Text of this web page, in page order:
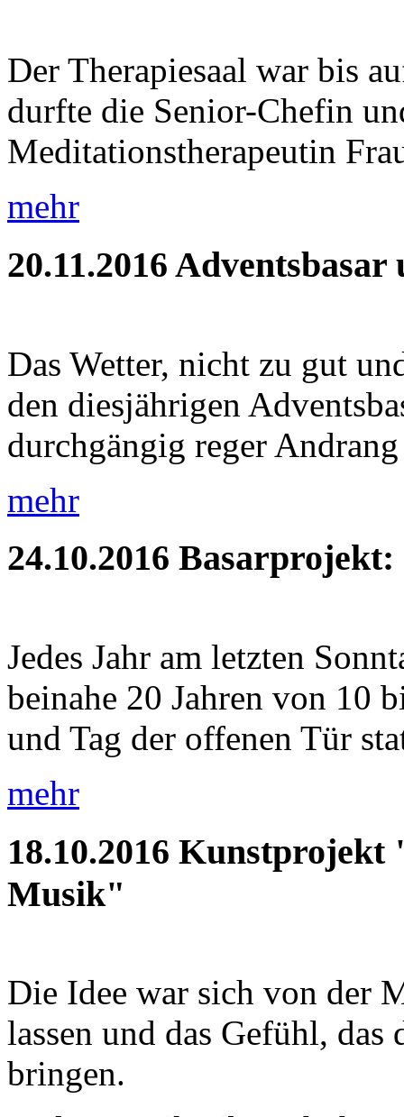
Der Therapiesaal war bis
durfte die Senior-Chefin
Meditationstherapeutin
mehr
20.11.2016 Adventsbasar
Das Wetter, nicht zu gut
den diesjährigen
durchgängig reger
mehr
24.10.2016
Jedes Jahr am letzten
beinahe 20 Jahren von 10
und Tag der offenen Tür
mehr
18.10.2016 Kunstprojekt
Musik"
Die Idee war sich von der
lassen und das Gefühl, das
bringen.